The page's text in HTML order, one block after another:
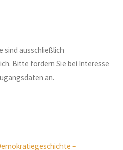
ausschließlich
Bitte fordern Sie bei Interesse
an.
–